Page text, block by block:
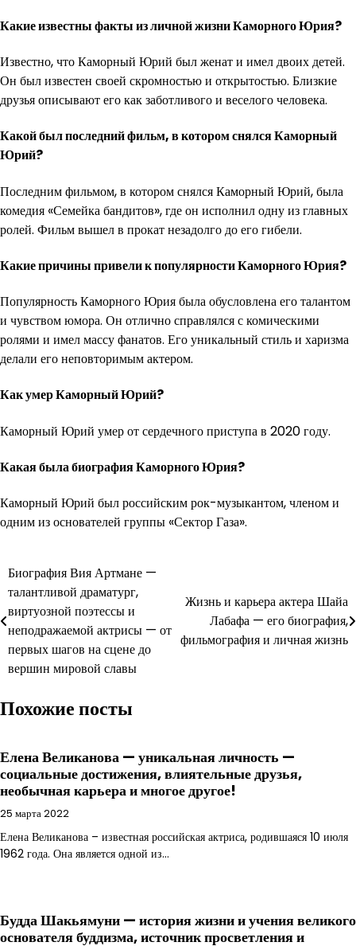
Какие известны факты из личной жизни Каморного Юрия?
Известно, что Каморный Юрий был женат и имел двоих детей.
Он был известен своей скромностью и открытостью. Близкие
друзья описывают его как заботливого и веселого человека.
Какой был последний фильм, в котором снялся Каморный
Юрий?
Последним фильмом, в котором снялся Каморный Юрий, была
комедия «Семейка бандитов», где он исполнил одну из главных
ролей. Фильм вышел в прокат незадолго до его гибели.
Какие причины привели к популярности Каморного Юрия?
Популярность Каморного Юрия была обусловлена его талантом
и чувством юмора. Он отлично справлялся с комическими
ролями и имел массу фанатов. Его уникальный стиль и харизма
делали его неповторимым актером.
Как умер Каморный Юрий?
Каморный Юрий умер от сердечного приступа в 2020 году.
Какая была биография Каморного Юрия?
Каморный Юрий был российским рок-музыкантом, членом и
одним из основателей группы «Сектор Газа».
Навигация
по
записям
Биография Вия Артмане —
талантливой драматург,
виртуозной поэтессы и
неподражаемой актрисы — от
первых шагов на сцене до
вершин мировой славы
Жизнь и карьера актера Шайа
Лабафа — его биография,
фильмография и личная жизнь
Похожие посты
Елена Великанова — уникальная личность —
социальные достижения, влиятельные друзья,
необычная карьера и многое другое!
25 марта 2022
Елена Великанова – известная российская актриса, родившаяся 10 июля
1962 года. Она является одной из…
Будда Шакьямуни — история жизни и учения великого
основателя буддизма, источник просветления и